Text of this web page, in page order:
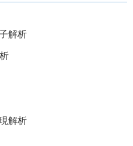
解析
解析